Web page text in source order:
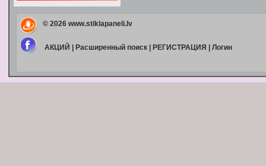
© 2026 www.stiklapaneli.lv
АКЦИЙ Расширенный поиск| РЕГИСТРАЦИЯ Логин